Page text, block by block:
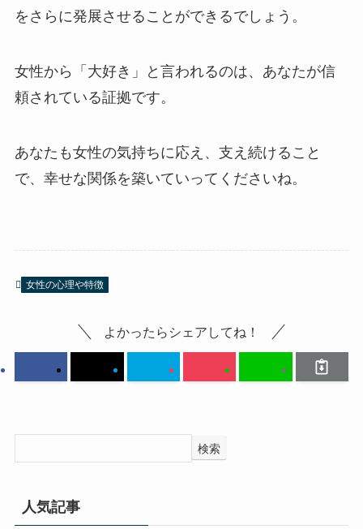
をさらに発展させることができるでしょう。
女性から「大好き」と言われるのは、あなたが信
頼されている証拠です。
あなたも女性の気持ちに応え、支え続けること
で、幸せな関係を築いていってくださいね。
女性の心理や特徴
よかったらシェアしてね！
検索
人気記事